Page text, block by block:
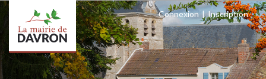
Connexion | Inscription